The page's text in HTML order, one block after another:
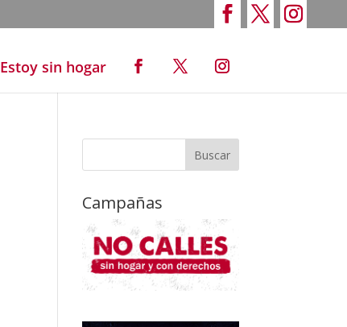
Estoy sin hogar
Campañas